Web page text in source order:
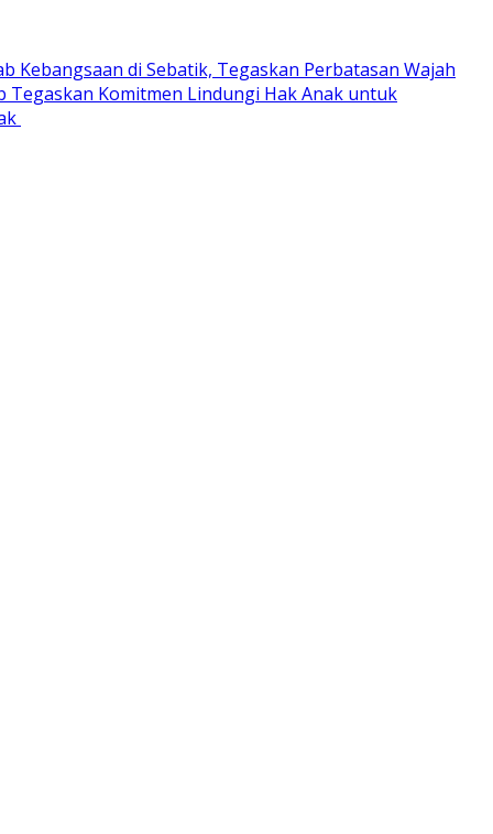
Kebangsaan di Sebatik, Tegaskan Perbatasan Wajah
Tegaskan Komitmen Lindungi Hak Anak untuk